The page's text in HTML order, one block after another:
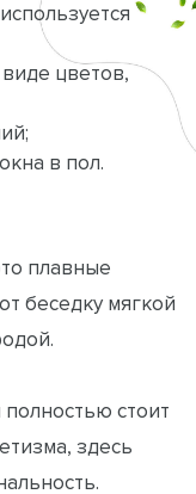
цветов,
в пол.
плавные
беседку мягкой
стоит
здесь